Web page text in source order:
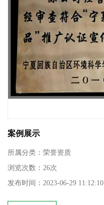
案例展示
所属分类： 荣誉资质
浏览次数： 26次
发布时间： 2023-06-29 11:12:10